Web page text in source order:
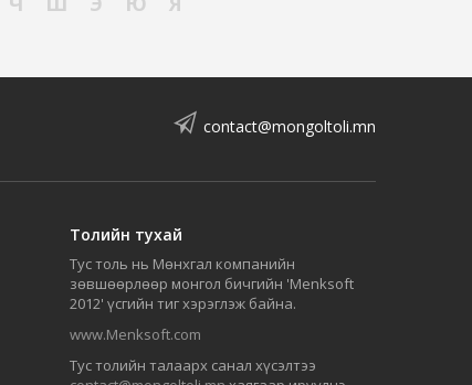
contact@mongoltoli.mn
Толийн тухай
Тус толь нь Мөнхгал компанийн
зөвшөөрлөөр монгол бичгийн 'Menksoft
2012' үсгийн тиг хэрэглэж байна.
www.Menksoft.com
Тус толийн талаарх санал хүсэлтээ